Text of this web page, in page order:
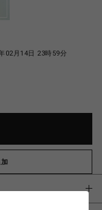
02月14日 23時59分